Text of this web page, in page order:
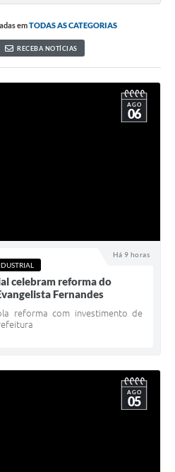
emTODAS AS CATEGORIAS
RECEBA NOTÍCIAS
Há 9 horas
AGO
06
celebram reforma do
Fernandes
reforma com investimento de
AGO
05